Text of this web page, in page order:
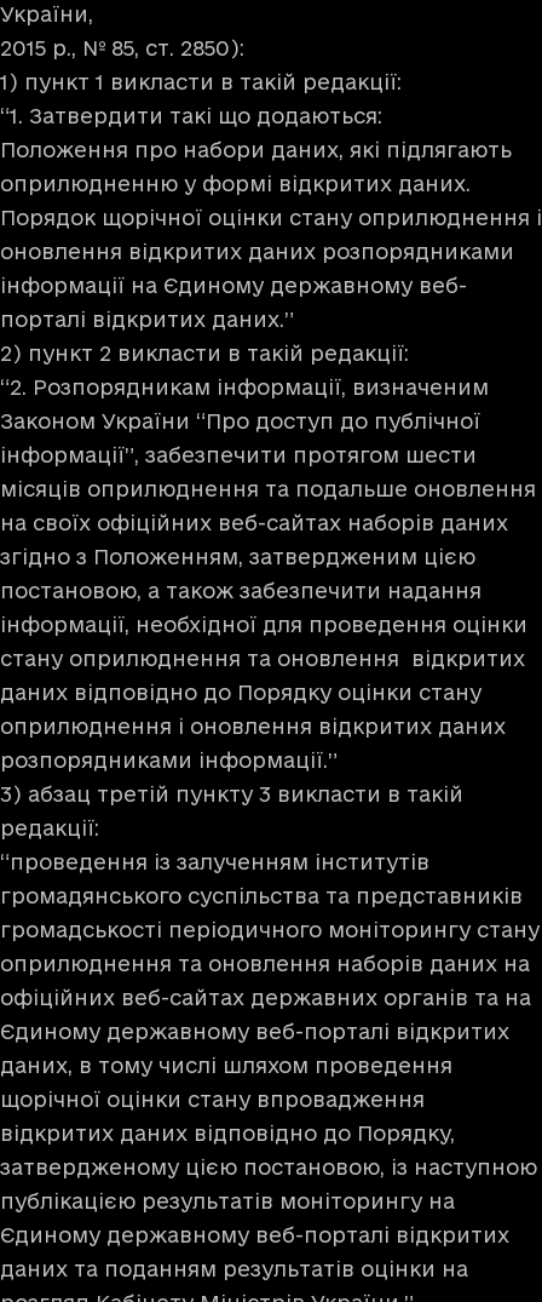
України,
2015 р., № 85, ст. 2850):
1) пункт 1 викласти в такій редакції:
“1. Затвердити такі що додаються:
Положення про набори даних, які підлягають
оприлюдненню у формі відкритих даних.
Порядок щорічної оцінки стану оприлюднення і
оновлення відкритих даних розпорядниками
інформації на Єдиному державному веб-
порталі відкритих даних.”
2) пункт 2 викласти в такій редакції:
“2. Розпорядникам інформації, визначеним
Законом України “Про доступ до публічної
інформації”, забезпечити протягом шести
місяців оприлюднення та подальше оновлення
на своїх офіційних веб-сайтах наборів даних
згідно з Положенням, затвердженим цією
постановою, а також забезпечити надання
інформації, необхідної для проведення оцінки
стану оприлюднення та оновлення відкритих
даних відповідно до Порядку оцінки стану
оприлюднення і оновлення відкритих даних
розпорядниками інформації.”
3) абзац третій пункту 3 викласти в такій
редакції:
“проведення із залученням інститутів
громадянського суспільства та представників
громадськості періодичного моніторингу стану
оприлюднення та оновлення наборів даних на
офіційних веб-сайтах державних органів та на
Єдиному державному веб-порталі відкритих
даних, в тому числі шляхом проведення
щорічної оцінки стану впровадження
відкритих даних відповідно до Порядку,
затвердженому цією постановою, із наступною
публікацією результатів моніторингу на
Єдиному державному веб-порталі відкритих
даних та поданням результатів оцінки на